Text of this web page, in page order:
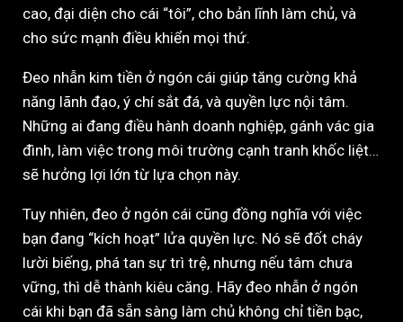
cao, đại diện cho cái “tôi”, cho bản lĩnh làm chủ, và
cho sức mạnh điều khiển mọi thứ.
Đeo nhẫn kim tiền ở ngón cái giúp tăng cường khả
năng lãnh đạo, ý chí sắt đá, và quyền lực nội tâm.
Những ai đang điều hành doanh nghiệp, gánh vác gia
đình, làm việc trong môi trường cạnh tranh khốc liệt…
sẽ hưởng lợi lớn từ lựa chọn này.
Tuy nhiên, đeo ở ngón cái cũng đồng nghĩa với việc
bạn đang “kích hoạt” lửa quyền lực. Nó sẽ đốt cháy
lười biếng, phá tan sự trì trệ, nhưng nếu tâm chưa
vững, thì dễ thành kiêu căng. Hãy đeo nhẫn ở ngón
cái khi bạn đã sẵn sàng làm chủ không chỉ tiền bạc,